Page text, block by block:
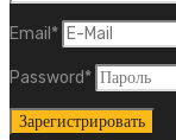
Email *
Password*